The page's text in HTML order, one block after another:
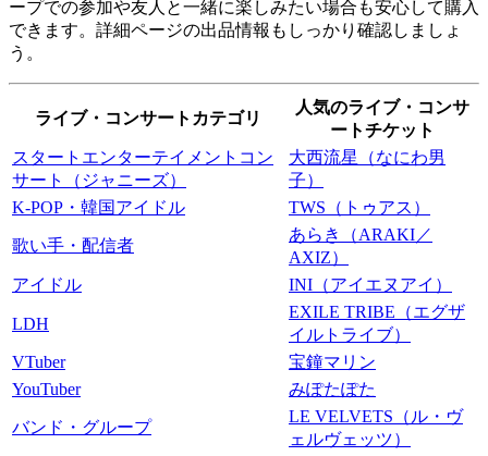
ープでの参加や友人と一緒に楽しみたい場合も安心して購入
できます。詳細ページの出品情報もしっかり確認しましょ
う。
ライブ・コンサートカテゴリ
人気のライブ・コンサ
ートチケット
スタートエンターテイメントコン
サート（ジャニーズ）
大西流星（なにわ男
子）
K-POP・韓国アイドル
TWS（トゥアス）
歌い手・配信者
あらき（ARAKI／
AXIZ）
アイドル
INI（アイエヌアイ）
LDH
EXILE TRIBE（エグザ
イルトライブ）
VTuber
宝鐘マリン
YouTuber
みぽたぽた
バンド・グループ
LE VELVETS（ル・ヴ
ェルヴェッツ）